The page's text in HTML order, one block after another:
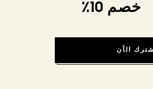
خصم 10٪
الآن